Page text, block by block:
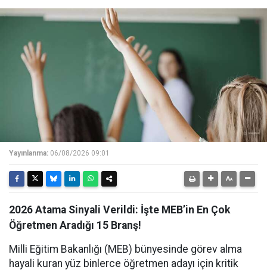
Yayınlanma: 06/08/2026 09:01
2026 Atama Sinyali Verildi: İşte MEB’in En Çok
Öğretmen Aradığı 15 Branş!
Milli Eğitim Bakanlığı (MEB) bünyesinde görev alma
hayali kuran yüz binlerce öğretmen adayı için kritik